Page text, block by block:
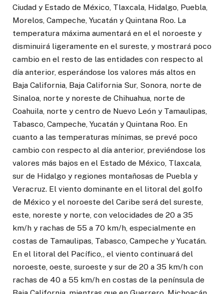
Ciudad y Estado de México, Tlaxcala, Hidalgo, Puebla,
Morelos, Campeche, Yucatán y Quintana Roo. La
temperatura máxima aumentará en el el noroeste y
disminuirá ligeramente en el sureste, y mostrará poco
cambio en el resto de las entidades con respecto al
día anterior, esperándose los valores más altos en
Baja California, Baja California Sur, Sonora, norte de
Sinaloa, norte y noreste de Chihuahua, norte de
Coahuila, norte y centro de Nuevo León y Tamaulipas,
Tabasco, Campeche, Yucatán y Quintana Roo. En
cuanto a las temperaturas mínimas, se prevé poco
cambio con respecto al día anterior, previéndose los
valores más bajos en el Estado de México, Tlaxcala,
sur de Hidalgo y regiones montañosas de Puebla y
Veracruz. El viento dominante en el litoral del golfo
de México y el noroeste del Caribe será del sureste,
este, noreste y norte, con velocidades de 20 a 35
km/h y rachas de 55 a 70 km/h, especialmente en
costas de Tamaulipas, Tabasco, Campeche y Yucatán.
En el litoral del Pacífico,, el viento continuará del
noroeste, oeste, suroeste y sur de 20 a 35 km/h con
rachas de 40 a 55 km/h en costas de la península de